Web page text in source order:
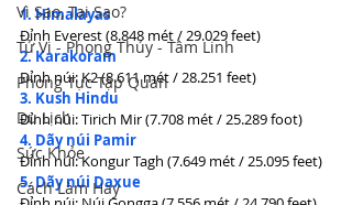
Vì Sao, Tại Sao?
Tử Vi - Phong Thủy - Tâm Linh
Phong Tục Tập Quán
Du Lịch
Sức Khỏe
Cách Làm Hay
1. Himalayas
Đỉnh Everest (8.848 mét / 29.029 feet)
2. Karakoram
Đỉnh núi: K2 (8.611 mét / 28.251 feet)
3. Kush Hindu
Đỉnh núi: Tirich Mir (7.708 mét / 25.289 foot)
4. Dãy núi Pamir
Đỉnh núi: Kongur Tagh (7.649 mét / 25.095 feet)
5. Dãy núi Daxue